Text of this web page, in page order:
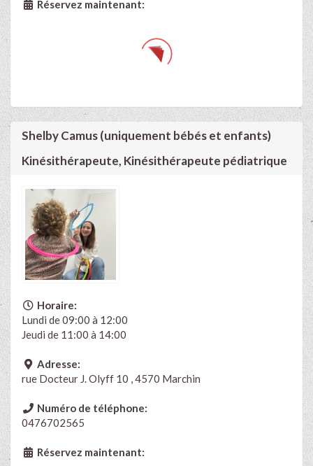
Réservez maintenant:
Shelby Camus (uniquement bébés et enfants)
Kinésithérapeute, Kinésithérapeute pédiatrique
Horaire:
Lundi de 09:00 à 12:00
Jeudi de 11:00 à 14:00
Adresse:
rue Docteur J. Olyff 10 , 4570 Marchin
Numéro de téléphone:
0476702565
Réservez maintenant: